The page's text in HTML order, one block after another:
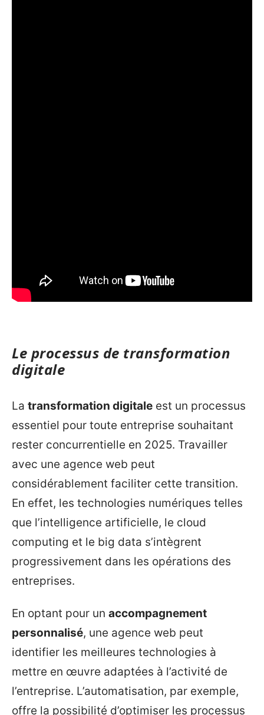
Le processus de transformation
digitale
La transformation digitale est un processus
essentiel pour toute entreprise souhaitant
rester concurrentielle en 2025. Travailler
avec une agence web peut
considérablement faciliter cette transition.
En effet, les technologies numériques telles
que l’intelligence artificielle, le cloud
computing et le big data s’intègrent
progressivement dans les opérations des
entreprises.
En optant pour un accompagnement
personnalisé, une agence web peut
identifier les meilleures technologies à
mettre en œuvre adaptées à l’activité de
l’entreprise. L’automatisation, par exemple,
offre la possibilité d’optimiser les processus